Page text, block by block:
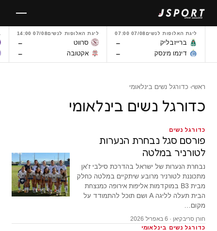
לתוכן
ליגת האלופות לנשים07/08 07:00
ברייזבליק –
דינמו מינסק –
ליגת האלופות לנשים07/08 14:00
סרווט –
אקטובה –
ראשי› כדורגל נשים בינלאומי
כדורגל נשים בינלאומי
כדורגל נשים
פורסם סגל נבחרת הנערות
לטורניר במלטה
נבחרת הנערות של ישראל בהדרכת סילבי ז'אן
מתכוננת לטורניר מרובע שיתקיים במלטה כחלק
מבית B3 במוקדמות אליפות אירופה כמנצחת
הבית תעלה לליגה A ושם תוכל להתמודד על
מקום…
חורן סריבקיאן · 6 באפריל 2026
כדורגל נשים בינלאומי